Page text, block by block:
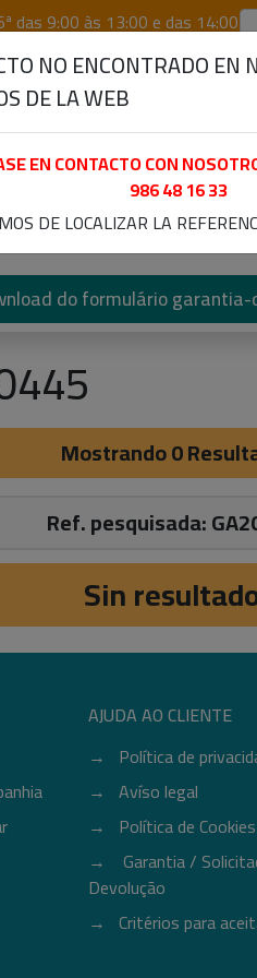
das 9:00 às 13:00 e das 14:00
Poleas Despieces
do formulário
Mostrando 0
Ref. pesquisada:
Sin
AJUDA AO CLIENTE
Política de
Avíso legal
Política de Cookies
Garantia /
Devolução
Critérios para
NO ENCONTRADO EN
DE LA WEB
EN CONTACTO CON
986 48 16 33
DE LOCALIZAR LA